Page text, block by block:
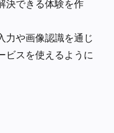
決できる体験を作
力や画像認識を通じ
ビスを使えるように